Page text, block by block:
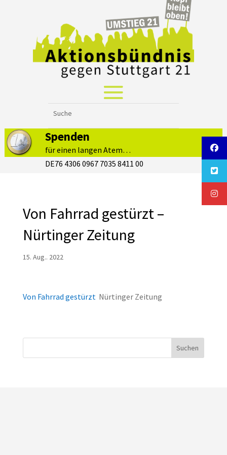
Spenden
für einen langen Atem…
DE76 4306 0967 7035 8411 00
Von Fahrrad gestürzt –
Nürtinger Zeitung
15. Aug.. 2022
Von Fahrrad gestürzt Nürtinger Zeitung
Suchen